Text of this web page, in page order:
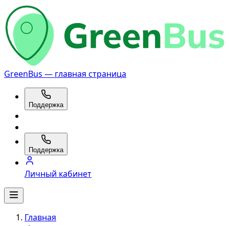
GreenBus — главная страница
Поддержка
Поддержка
Личный кабинет
Главная